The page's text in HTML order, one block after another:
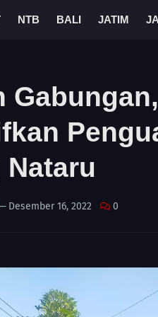
NTB BALI JATIM
Desember 16, 2022 0